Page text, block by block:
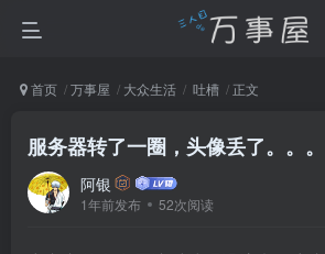
首页 万事屋 大众生活 吐槽 正文
服务器转了一圈，头像丢了。。。
阿银
1年前发布 52次阅读